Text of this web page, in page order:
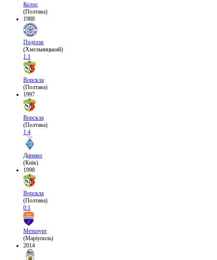
Колос
(Полтава)
1988
Поділля
(Хмельницький)
1:1
Ворскла
(Полтава)
1997
Ворскла
(Полтава)
1:4
Динамо
(Київ)
1998
Ворскла
(Полтава)
0:1
Металург
(Маріуполь)
2014